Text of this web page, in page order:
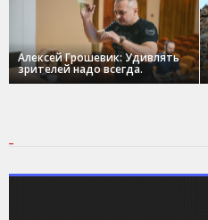
Алексей Грошевик: Удивлять
зрителей надо всегда.